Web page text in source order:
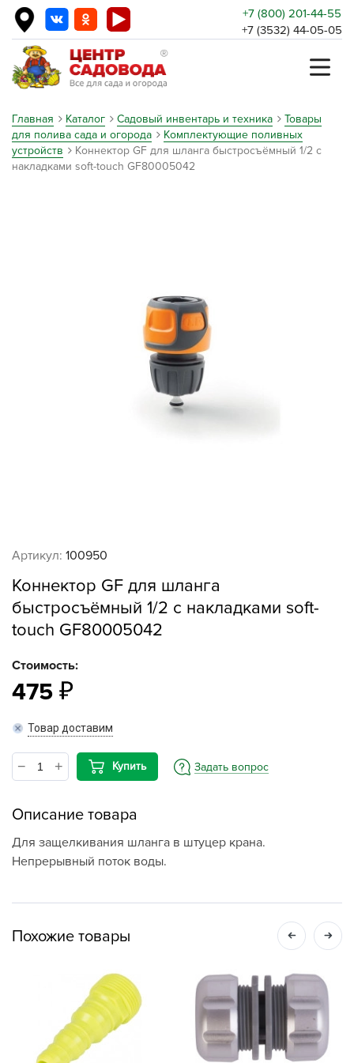
+7 (800) 201-44-55
+7 (3532) 44-05-05
Главная Каталог Садовый инвентарь и техника
Товары
для полива сада и огорода
Комплектующие поливных
устройств
Коннектор GF для шланга быстросъёмный 1/2 с
накладками soft-touch GF80005042
Артикул: 100950
Коннектор GF для шланга
быстросъёмный 1/2 с накладками soft-
touch GF80005042
Стоимость:
475
Товар доставим
Купить Задать вопрос
Описание товара
Для защелкивания шланга в штуцер крана.
Непрерывный поток воды.
Похожие товары